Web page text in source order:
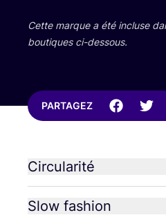
Cette marque a été incluse
bou­tiques ci-dessous.
PARTAGEZ
Circularité
Slow fashion